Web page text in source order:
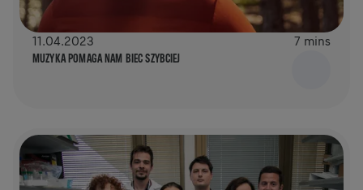
11.04.2023 7 mins
MUZYKA POMAGA NAM BIEC SZYBCIEJ